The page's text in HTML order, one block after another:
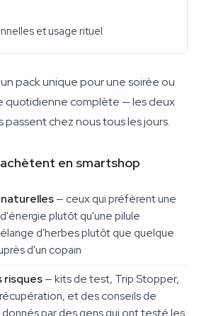
et usage rituel
pack unique pour une soirée ou
quotidienne complète — les deux
chez nous tous les jours.
en smartshop
— ceux qui préfèrent une
plutôt qu'une pilule
d'herbes plutôt que quelque
d'un copain
risques— kits de test, Trip Stopper,
et des conseils de
par des gens qui ont testé les